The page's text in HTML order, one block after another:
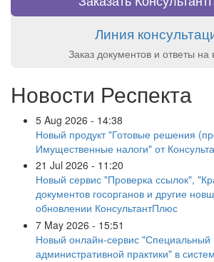
Линия
Заказ документов и ответы на
Новости Респекта
5 Aug 2026 - 14:38
Новый продукт "Готовые решения
Имущественные налоги" от
21 Jul 2026 - 11:20
Новый сервис "Проверка ссылок",
документов госорганов и другие
обновлении КонсультантПлюс
7 May 2026 - 15:51
Новый онлайн-сервис "Специальный
административной практики" в